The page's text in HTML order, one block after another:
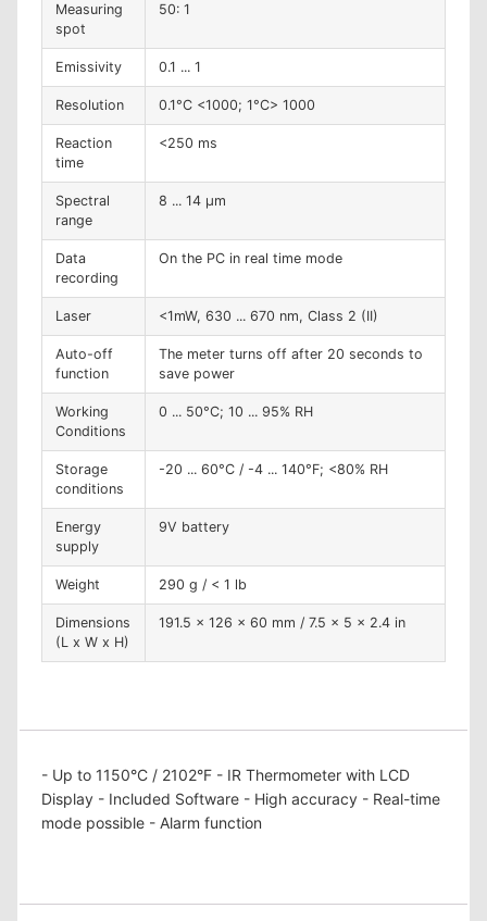
Measuring
spot
50: 1
Emissivity 0.1 ... 1
Resolution 0.1°C <1000; 1°C> 1000
Reaction
time
<250 ms
Spectral
range
8 ... 14 µm
Data
recording
On the PC in real time mode
Laser <1mW, 630 ... 670 nm, Class 2 (II)
Auto-off
function
The meter turns off after 20 seconds to
save power
Working
Conditions
0 ... 50°C; 10 ... 95% RH
Storage
conditions
-20 ... 60°C / -4 ... 140°F; <80% RH
Energy
supply
9V battery
Weight 290 g / < 1 lb
Dimensions
(L x W x H)
191.5 x 126 x 60 mm / 7.5 x 5 x 2.4 in
- Up to 1150°C / 2102°F - IR Thermometer with LCD
Display - Included Software - High accuracy - Real-time
mode possible - Alarm function